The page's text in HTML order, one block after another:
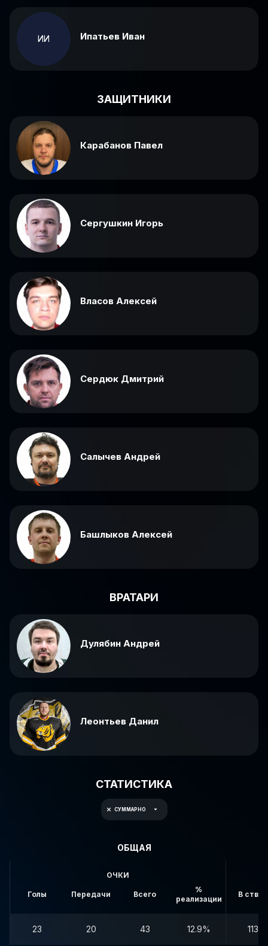
ИИ Ипатьев Иван
ЗАЩИТНИКИ
Карабанов Павел
Сергушкин Игорь
Власов Алексей
Сердюк Дмитрий
Салычев Андрей
Башлыков Алексей
ВРАТАРИ
Дулябин Андрей
Леонтьев Данил
СТАТИСТИКА
СУММАРНО
ОБЩАЯ
ОЧКИ
Голы Передачи Всего
%
реализации
В створ
23 20 43 12.9% 113